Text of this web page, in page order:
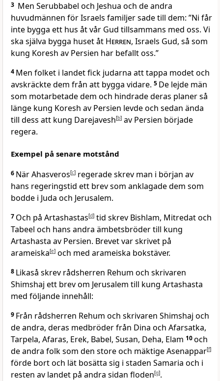
3 Men Serubbabel och Jeshua och de andra
huvudmännen för Israels familjer sade till dem: ”Ni får
inte bygga ett hus åt vår Gud tillsammans med oss. Vi
ska själva bygga huset åt Herren, Israels Gud, så som
kung Koresh av Persien har befallt oss.”
4 Men folket i landet fick judarna att tappa modet och
avskräckte dem från att bygga vidare. 5 De lejde män
som motarbetade dem och hindrade deras planer så
länge kung Koresh av Persien levde och sedan ända
till dess att kung Darejavesh[b] av Persien började
regera.
Exempel på senare motstånd
6 När Ahasveros[c] regerade skrev man i början av
hans regeringstid ett brev som anklagade dem som
bodde i Juda och Jerusalem.
7 Och på Artashastas[d] tid skrev Bishlam, Mitredat och
Tabeel och hans andra ämbetsbröder till kung
Artashasta av Persien. Brevet var skrivet på
arameiska[e] och med arameiska bokstäver.
8 Likaså skrev rådsherren Rehum och skrivaren
Shimshaj ett brev om Jerusalem till kung Artashasta
med följande innehåll:
9 Från rådsherren Rehum och skrivaren Shimshaj och
de andra, deras medbröder från Dina och Afarsatka,
Tarpela, Afaras, Erek, Babel, Susan, Deha, Elam 10och
de andra folk som den store och mäktige Asenappar[f]
förde bort och lät bosätta sig i staden Samaria och i
resten av landet på andra sidan floden[g].